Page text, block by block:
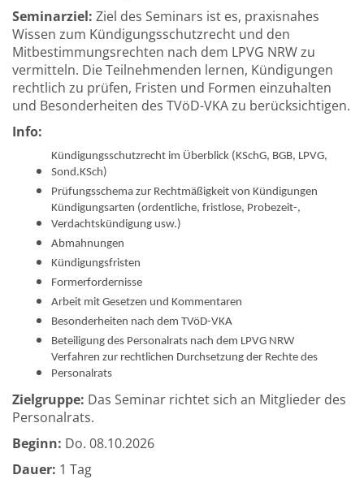
Seminarziel: Ziel des Seminars ist es, praxisnahes
Wissen zum Kündigungsschutzrecht und den
Mitbestimmungsrechten nach dem LPVG NRW zu
vermitteln. Die Teilnehmenden lernen, Kündigungen
rechtlich zu prüfen, Fristen und Formen einzuhalten
und Besonderheiten des TVöD-VKA zu berücksichtigen.
Info:
Kündigungsschutzrecht im Überblick (KSchG, BGB, LPVG,
Sond.KSch)
Prüfungsschema zur Rechtmäßigkeit von Kündigungen
Kündigungsarten (ordentliche, fristlose, Probezeit-,
Verdachtskündigung usw.)
Abmahnungen
Kündigungsfristen
Formerfordernisse
Arbeit mit Gesetzen und Kommentaren
Besonderheiten nach dem TVöD-VKA
Beteiligung des Personalrats nach dem LPVG NRW
Verfahren zur rechtlichen Durchsetzung der Rechte des
Personalrats
Zielgruppe: Das Seminar richtet sich an Mitglieder des
Personalrats.
Beginn: Do. 08.10.2026
Dauer: 1 Tag